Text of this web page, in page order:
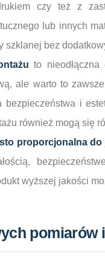
czy też z
lub innych
szklanej bez
to
ale warto to
i
również mogą się
proporcjonalna do
wyższej jakości
pomiarów